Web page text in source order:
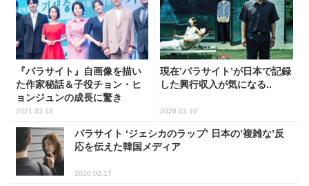
『パラサイト』自画像を描い
た作家秘話＆子役チョン・ヒ
ョンジュンの成長に驚き
2021.03.18
現在’パラサイト’が日本で記録
した興行収入が気になる..
2020.03.10
パラサイト ‘ジェシカのラップ’ 日本の’複雑な’反
応を伝えた韓国メディア
2020.02.17